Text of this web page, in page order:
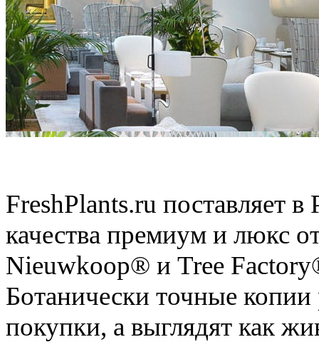
FreshPlants.ru поставляет
качества премиум и люкс
Nieuwkoop® и Tree
Ботанически точные
покупки, а выглядят как